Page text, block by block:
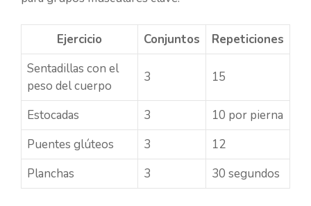
Ejercicio Conjuntos
Repeticiones
Sentadillas con el
peso del cuerpo
3 15
Estocadas 3
10 por pierna
Puentes glúteos
3
12
Planchas
3 30 segundos